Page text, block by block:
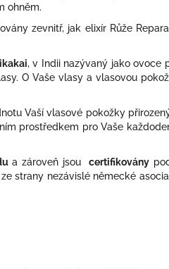
ohněm.
zevnitř, jak elixír Růže
, v Indii nazývaný jako ovoce
O Vaše vlasy a vlasovou
Vaší vlasové pokožky
prostředkem pro Vaše
a zároveň jsou certifikovány
strany nezávislé německé